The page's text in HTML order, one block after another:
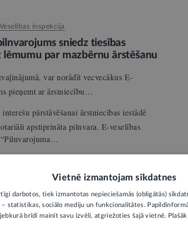
Veselības inspekcija
sniedz tiesības
par mazbērnu ārstēšanu
var norādīt vecvecākus E-
pieņemt ar ārstniecību…
pārstāvēšanai ārstniecības iestādē
apstiprināta pilnvara. E-veselības
“Pilnvarojuma…
Veselības inspekcija
kur pacients strādā
obligāti ir jāzina pacienta darbavieta,
Vietnē izmantojam sīkdatnes
darbotos, tiek izmantotas nepieciešamās (obligātās)
statistikas, sociālo mediju un funkcionalitātes.
brīdī mainīt savu izvēli, atgriežoties šajā vietnē. Plašāk